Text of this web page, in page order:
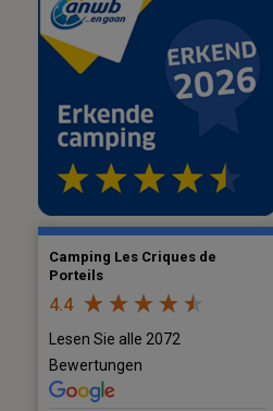
Camping Les Criques de
Porteils
4.4
Lesen Sie alle 2072
Bewertungen